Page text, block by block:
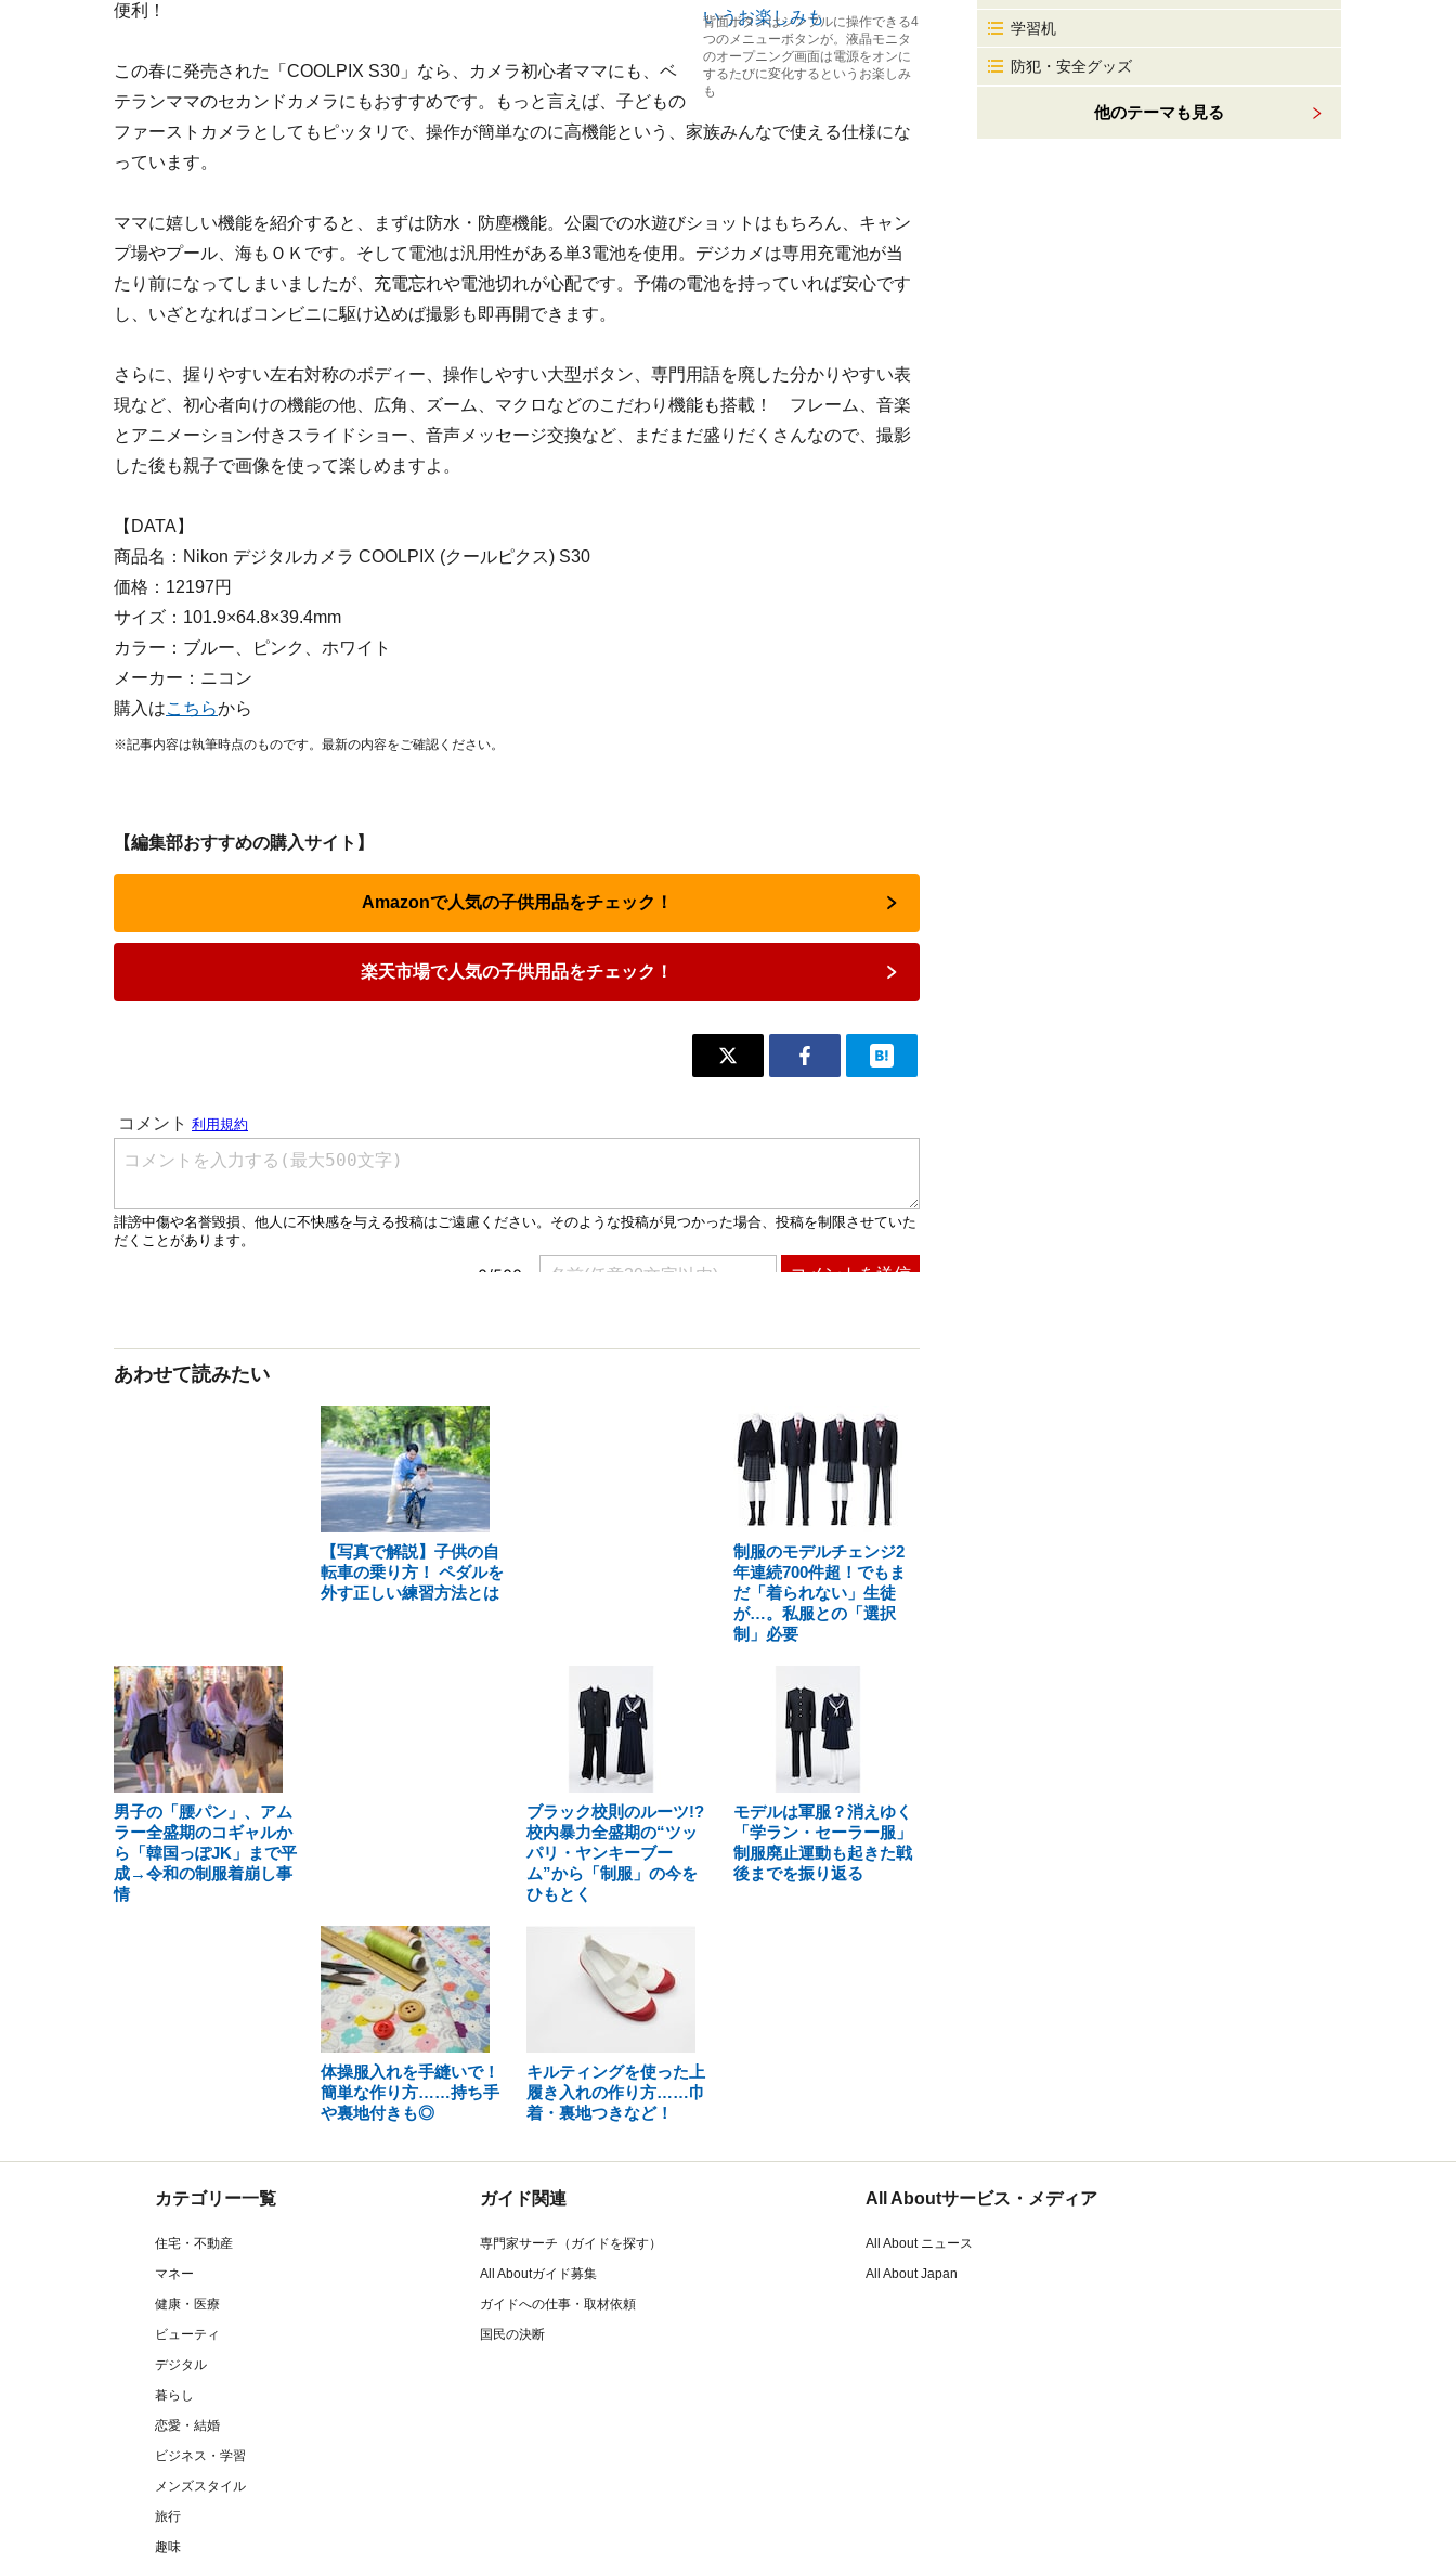
背面ボタンはシンプルに操作できる4
つのメニューボタンが。液晶モニタ
のオープニング画面は電源をオンに
するたびに変化するというお楽しみ
も
便利！
この春に発売された「COOLPIX S30」なら、カメラ初心者ママにも、ベ
テランママのセカンドカメラにもおすすめです。もっと言えば、子どもの
ファーストカメラとしてもピッタリで、操作が簡単なのに高機能という、家族みんなで使える仕様にな
っています。
ママに嬉しい機能を紹介すると、まずは防水・防塵機能。公園での水遊びショットはもちろん、キャン
プ場やプール、海もＯＫです。そして電池は汎用性がある単3電池を使用。デジカメは専用充電池が当
たり前になってしまいましたが、充電忘れや電池切れが心配です。予備の電池を持っていれば安心です
し、いざとなればコンビニに駆け込めば撮影も即再開できます。
さらに、握りやすい左右対称のボディー、操作しやすい大型ボタン、専門用語を廃した分かりやすい表
現など、初心者向けの機能の他、広角、ズーム、マクロなどのこだわり機能も搭載！ フレーム、音楽
とアニメーション付きスライドショー、音声メッセージ交換など、まだまだ盛りだくさんなので、撮影
した後も親子で画像を使って楽しめますよ。
【DATA】
商品名：Nikon デジタルカメラ COOLPIX (クールピクス) S30
価格：12197円
サイズ：101.9×64.8×39.4mm
カラー：ブルー、ピンク、ホワイト
メーカー：ニコン
購入はこちらから
※記事内容は執筆時点のものです。最新の内容をご確認ください。
【編集部おすすめの購入サイト】
Amazonで人気の子供用品をチェック！
楽天市場で人気の子供用品をチェック！
あわせて読みたい
【写真で解説】子供の自
転車の乗り方！ ペダルを
外す正しい練習方法とは
制服のモデルチェンジ2
年連続700件超！でもま
だ「着られない」生徒
が…。私服との「選択
制」必要
男子の「腰パン」、アム
ラー全盛期のコギャルか
ら「韓国っぽJK」まで平
成→令和の制服着崩し事
情
ブラック校則のルーツ!?
校内暴力全盛期の“ツッ
パリ・ヤンキーブー
ム”から「制服」の今を
ひもとく
モデルは軍服？消えゆく
「学ラン・セーラー服」
制服廃止運動も起きた戦
後までを振り返る
体操服入れを手縫いで！
簡単な作り方……持ち手
や裏地付きも◎
キルティングを使った上
履き入れの作り方……巾
着・裏地つきなど！
学習机
防犯・安全グッズ
他のテーマも見る
カテゴリー一覧
住宅・不動産
マネー
健康・医療
ビューティ
デジタル
暮らし
恋愛・結婚
ビジネス・学習
メンズスタイル
旅行
趣味
ガイド関連
専門家サーチ（ガイドを探す）
All Aboutガイド募集
ガイドへの仕事・取材依頼
国民の決断
All Aboutサービス・メディア
All About ニュース
All About Japan